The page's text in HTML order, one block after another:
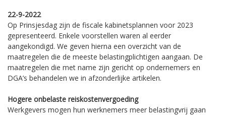
22-9-2022
Op Prinsjesdag zijn de fiscale kabinetsplannen voor 2023
gepresenteerd. Enkele voorstellen waren al eerder
aangekondigd. We geven hierna een overzicht van de
maatregelen die de meeste belastingplichtigen aangaan. De
maatregelen die met name zijn gericht op ondernemers en
DGA’s behandelen we in afzonderlijke artikelen.
Hogere onbelaste reiskostenvergoeding
Werkgevers mogen hun werknemers meer belastingvrij gaan